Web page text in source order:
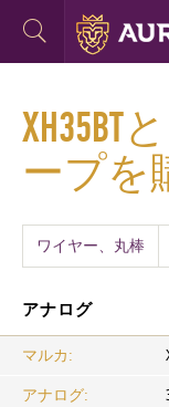
ХН35ВТ
ープを
ワイヤー、丸棒
アナログ
マルカ:
アナログ: